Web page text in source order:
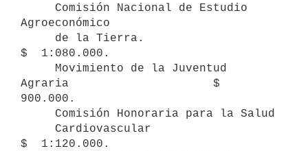
Agroeconómico
$  1:080.000.
Agraria                     $
900.000.
$  1:120.000.